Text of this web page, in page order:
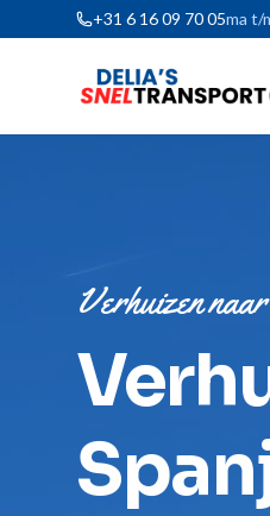
+31 6 16 09 70 05ma t/
Verhuizen